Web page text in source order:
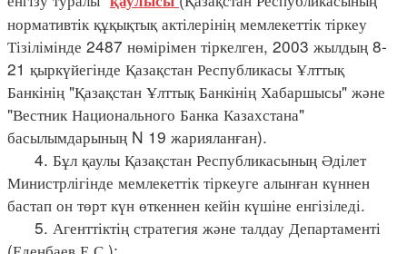
нормативтік құқықтық актілерінің мемлекеттік тіркеу
Тізілімінде 2487 нөмірімен тіркелген, 2003 жылдың 8-
21 қыркүйегінде Қазақстан Республикасы Ұлттық
Банкінің "Қазақстан Ұлттық Банкінің Хабаршысы" және
"Вестник Национального Банка Казахстана"
басылымдарының N 19 жарияланған).
4. Бұл қаулы Қазақстан Республикасының Әділет
Министрлігінде мемлекеттік тіркеуге алынған күннен
бастап он төрт күн өткеннен кейін күшіне енгізіледі.
5. Агенттіктің стратегия және талдау Департаменті